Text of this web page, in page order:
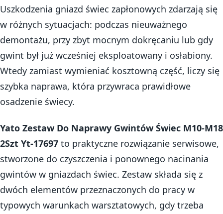
Uszkodzenia gniazd świec zapłonowych zdarzają się
w różnych sytuacjach: podczas nieuważnego
demontażu, przy zbyt mocnym dokręcaniu lub gdy
gwint był już wcześniej eksploatowany i osłabiony.
Wtedy zamiast wymieniać kosztowną część, liczy się
szybka naprawa, która przywraca prawidłowe
osadzenie świecy.
Yato Zestaw Do Naprawy Gwintów Świec M10-M18
2Szt Yt-17697 to praktyczne rozwiązanie serwisowe,
stworzone do czyszczenia i ponownego nacinania
gwintów w gniazdach świec. Zestaw składa się z
dwóch elementów przeznaczonych do pracy w
typowych warunkach warsztatowych, gdy trzeba